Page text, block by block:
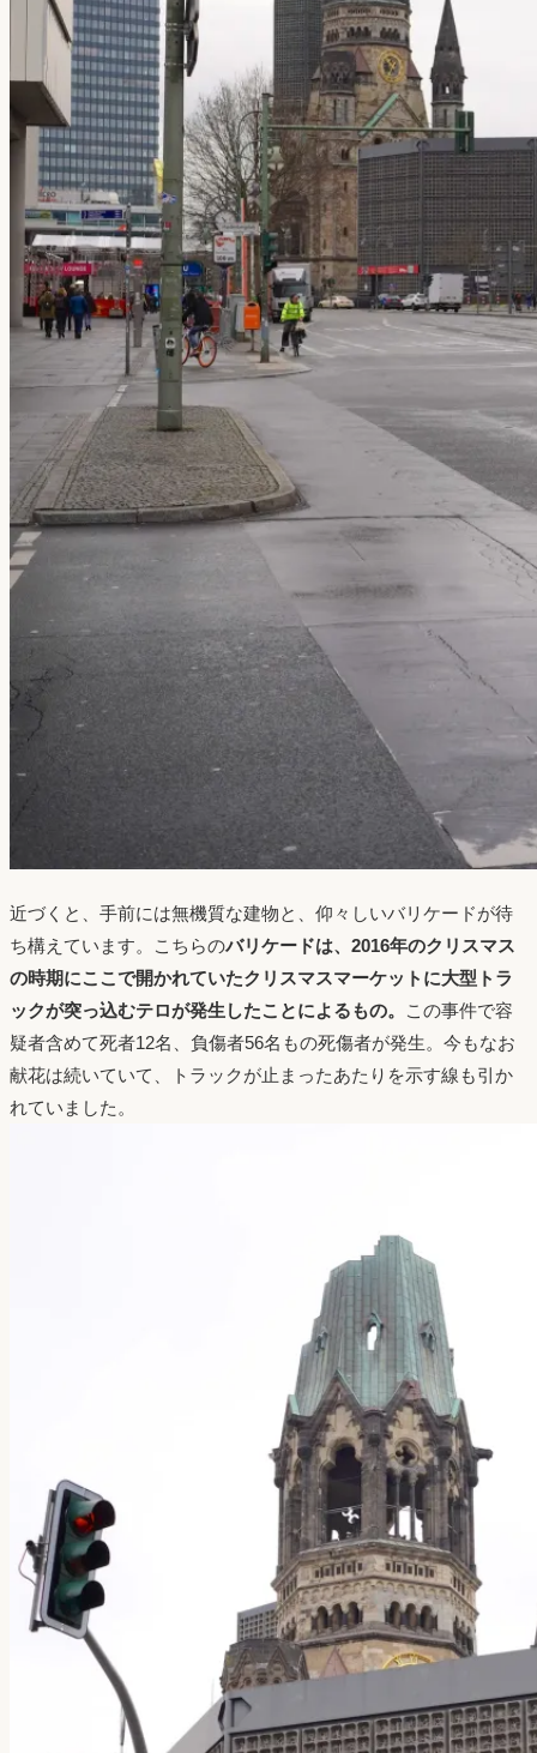
近づくと、手前には無機質な建物と、仰々しいバリケードが待
ち構えています。こちらのバリケードは、2016年のクリスマス
の時期にここで開かれていたクリスマスマーケットに大型トラ
ックが突っ込むテロが発生したことによるもの。
この事件で容
疑者含めて死者12名、負傷者56名もの死傷者が発生。今もなお
献花は続いていて、トラックが止まったあたりを示す線も引か
れていました。